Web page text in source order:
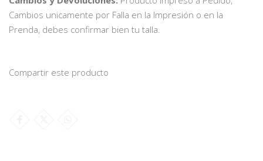
Cambios unicamente por Falla en la Impresión o en la
Prenda, debes confirmar bien tu talla.
Compartir este producto